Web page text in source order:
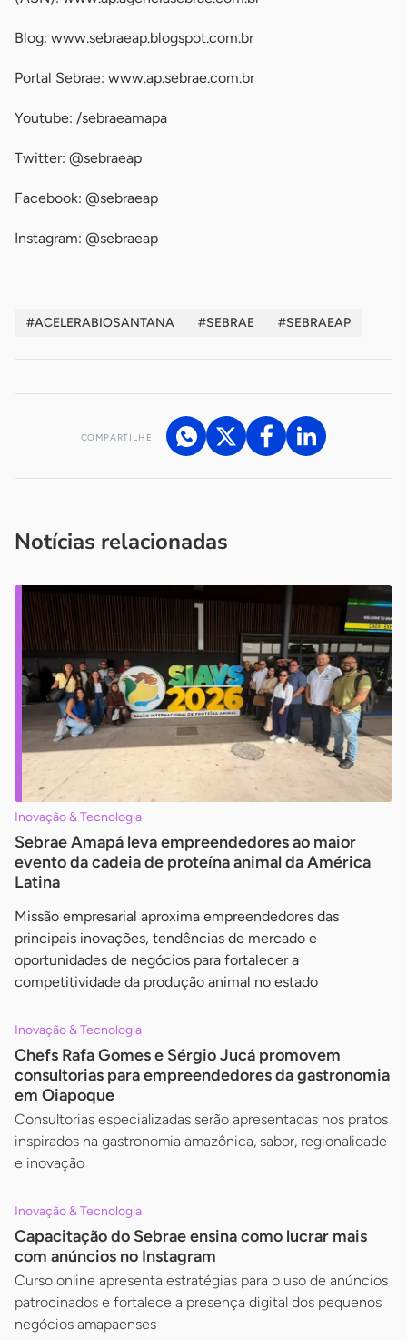
Blog: www.sebraeap.blogspot.com.br
Portal Sebrae: www.ap.sebrae.com.br
Youtube: /sebraeamapa
Twitter: @sebraeap
Facebook: @sebraeap
Instagram: @sebraeap
#ACELERABIOSANTANA #SEBRAE #SEBRAEAP
COMPARTILHE
Notícias relacionadas
Inovação & Tecnologia
Sebrae Amapá leva empreendedores ao maior
evento da cadeia de proteína animal da América
Latina
Missão empresarial aproxima empreendedores das
principais inovações, tendências de mercado e
oportunidades de negócios para fortalecer a
competitividade da produção animal no estado
Inovação & Tecnologia
Chefs Rafa Gomes e Sérgio Jucá promovem
consultorias para empreendedores da gastronomia
em Oiapoque
Consultorias especializadas serão apresentadas nos pratos
inspirados na gastronomia amazônica, sabor, regionalidade
e inovação
Inovação & Tecnologia
Capacitação do Sebrae ensina como lucrar mais
com anúncios no Instagram
Curso online apresenta estratégias para o uso de anúncios
patrocinados e fortalece a presença digital dos pequenos
negócios amapaenses